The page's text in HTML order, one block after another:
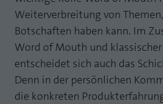
Weiterverbreitung von
Botschaften haben kann. Im
Word of Mouth und
entscheidet sich auch das
Denn in der persönlichen
die konkreten
Zweck
eines Benutzer-
mithilfe derer
geschützten
Name
Anbieter
Laufzeit 1
Zweck
Cookie von AT